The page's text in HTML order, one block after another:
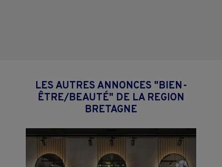
LES AUTRES ANNONCES "BIEN-
ÊTRE/BEAUTÉ" DE LA REGION
BRETAGNE